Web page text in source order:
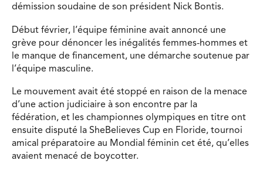
démission soudaine de son président Nick Bontis.
Début février, l’équipe féminine avait annoncé une
grève pour dénoncer les inégalités femmes-hommes et
le manque de financement, une démarche soutenue par
l’équipe masculine.
Le mouvement avait été stoppé en raison de la menace
d’une action judiciaire à son encontre par la
fédération, et les championnes olympiques en titre ont
ensuite disputé la SheBelieves Cup en Floride, tournoi
amical préparatoire au Mondial féminin cet été, qu’elles
avaient menacé de boycotter.